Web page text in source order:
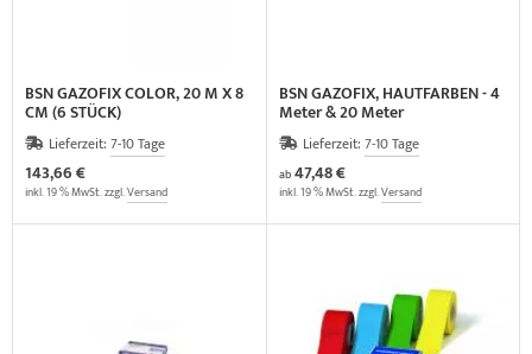
BSN GAZOFIX COLOR, 20 M X 8
CM (6 STÜCK)
Lieferzeit: 7-10 Tage
143,66 €
inkl. 19 % MwSt. zzgl.Versand
BSN GAZOFIX, HAUTFARBEN - 4
Meter & 20 Meter
Lieferzeit: 7-10 Tage
ab47,48 €
inkl. 19 % MwSt. zzgl.Versand